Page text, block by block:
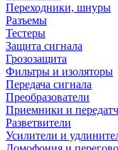
Переходники, шнуры
Разъемы
Тестеры
Защита сигнала
Грозозащита
Фильтры и изоляторы
Передача сигнала
Преобразователи
Приемники и
Разветвители
Усилители и